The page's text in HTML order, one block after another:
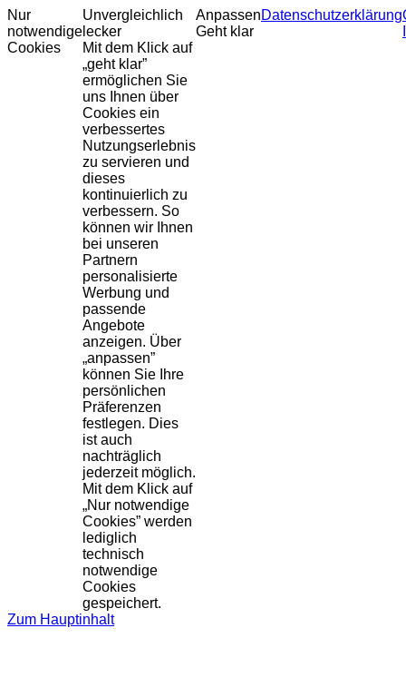
Nur
notwendige
Cookies
Unvergleichlich
lecker
Mit dem Klick auf
„geht klar”
ermöglichen Sie
uns Ihnen über
Cookies ein
verbessertes
Nutzungserlebnis
zu servieren und
dieses
kontinuierlich zu
verbessern. So
können wir Ihnen
bei unseren
Partnern
personalisierte
Werbung und
passende
Angebote
anzeigen. Über
„anpassen”
können Sie Ihre
persönlichen
Präferenzen
festlegen. Dies
ist auch
nachträglich
jederzeit möglich.
Mit dem Klick auf
„Nur notwendige
Cookies” werden
lediglich
technisch
notwendige
Cookies
gespeichert.
Anpassen
Geht klar
Datenschutzerklärung
Zum Hauptinhalt